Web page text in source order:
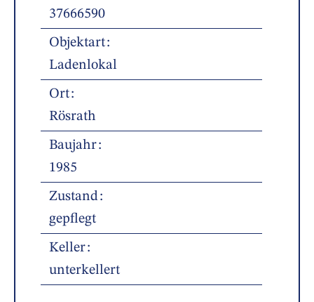
37666590
Objektart
Ladenlokal
Ort
Rösrath
Baujahr
1985
Zustand
gepflegt
Keller
unterkellert